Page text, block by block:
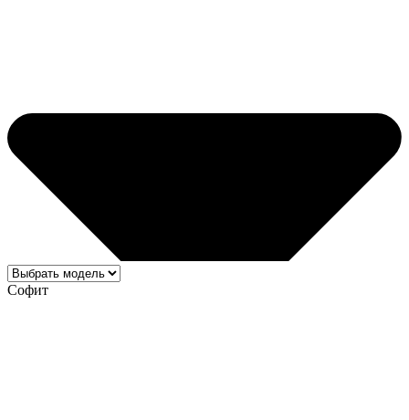
Софит